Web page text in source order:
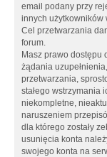
email podany przy
innych użytkowników
Cel przetwarzania
forum.
Masz prawo dostępu
żądania
przetwarzania,
stałego wstrzymania
niekompletne,
naruszeniem
dla którego zostały
usunięcia konta
swojego konta na